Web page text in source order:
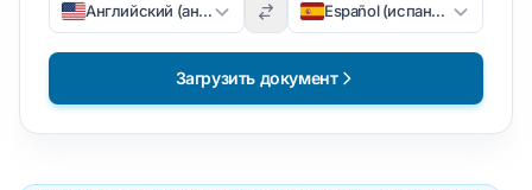
Английский (английский) Español (испанский)
Загрузить документ